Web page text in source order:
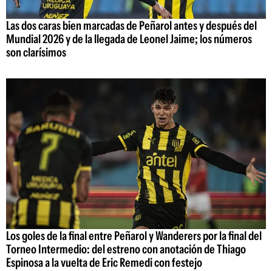
Las dos caras bien marcadas de Peñarol antes y después del
Mundial 2026 y de la llegada de Leonel Jaime; los números
son clarísimos
Los goles de la final entre Peñarol y Wanderers por la final del
Torneo Intermedio: del estreno con anotación de Thiago
Espinosa a la vuelta de Eric Remedi con festejo